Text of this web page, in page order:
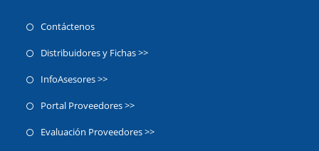
Contáctenos
Distribuidores y Fichas >>
InfoAsesores >>
Portal Proveedores >>
Evaluación Proveedores >>